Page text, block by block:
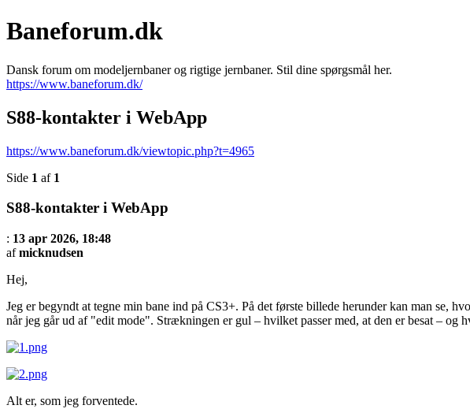
Baneforum.dk
Dansk forum om modeljernbaner og rigtige jernbaner. Stil dine spørgsmål her.
https://www.baneforum.dk/
S88-kontakter i WebApp
https://www.baneforum.dk/viewtopic.php?t=4965
Side 1 af 1
S88-kontakter i WebApp
: 13 apr 2026, 18:48
afmicknudsen
Hej,
Jeg er begyndt at tegne min bane ind på CS3+. På det første billede herunder kan man se,
når jeg går ud af "edit mode". Strækningen er gul – hvilket passer med, at den er besat – og
Alt er, som jeg forventede.